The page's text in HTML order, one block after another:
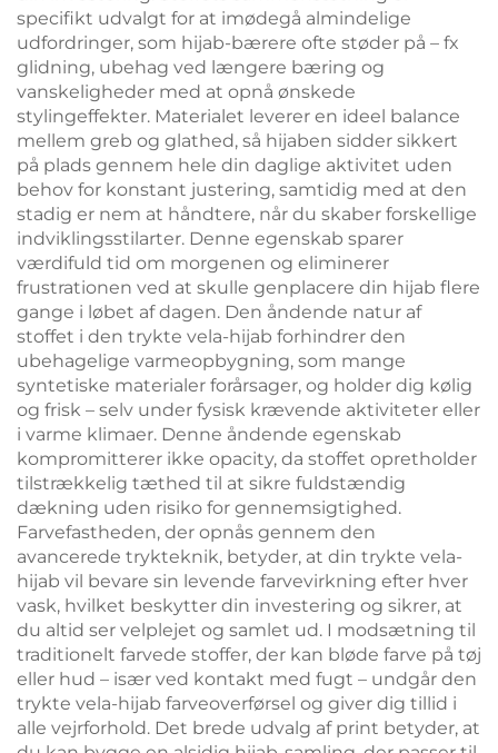
specifikt udvalgt for at imødegå almindelige
udfordringer, som hijab-bærere ofte støder på – fx
glidning, ubehag ved længere bæring og
vanskeligheder med at opnå ønskede
stylingeffekter. Materialet leverer en ideel balance
mellem greb og glathed, så hijaben sidder sikkert
på plads gennem hele din daglige aktivitet uden
behov for konstant justering, samtidig med at den
stadig er nem at håndtere, når du skaber forskellige
indviklingsstilarter. Denne egenskab sparer
værdifuld tid om morgenen og eliminerer
frustrationen ved at skulle genplacere din hijab flere
gange i løbet af dagen. Den åndende natur af
stoffet i den trykte vela-hijab forhindrer den
ubehagelige varmeopbygning, som mange
syntetiske materialer forårsager, og holder dig kølig
og frisk – selv under fysisk krævende aktiviteter eller
i varme klimaer. Denne åndende egenskab
kompromitterer ikke opacity, da stoffet opretholder
tilstrækkelig tæthed til at sikre fuldstændig
dækning uden risiko for gennemsigtighed.
Farvefastheden, der opnås gennem den
avancerede trykteknik, betyder, at din trykte vela-
hijab vil bevare sin levende farvevirkning efter hver
vask, hvilket beskytter din investering og sikrer, at
du altid ser velplejet og samlet ud. I modsætning til
traditionelt farvede stoffer, der kan bløde farve på tøj
eller hud – især ved kontakt med fugt – undgår den
trykte vela-hijab farveoverførsel og giver dig tillid i
alle vejrforhold. Det brede udvalg af print betyder, at